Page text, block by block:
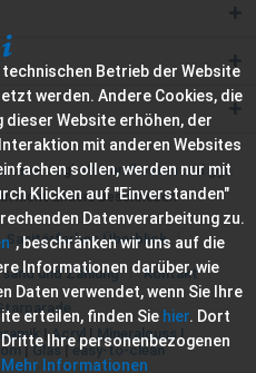
zzgl.Versandkosten und ggf.
nicht anders beschrieben
Sanitärfarben Überblick
und Zahlung Kontakt
|Acryl|Mineralguss|
|Glas|easy-to-clean
Betrieb der Website
werden. Andere Cookies, die
Website erhöhen, der
mit anderen Websites
sollen, werden nur mit
Klicken auf "Einverstanden"
Datenverarbeitung zu.
, beschränken wir uns auf die
Informationen darüber, wie
Daten verwendet, wenn Sie Ihre
erteilen, finden Sie hier. Dort
Ihre personenbezogenen
Mehr Informationen